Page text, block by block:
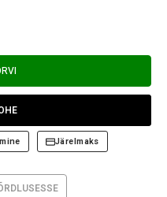
Järelmaks